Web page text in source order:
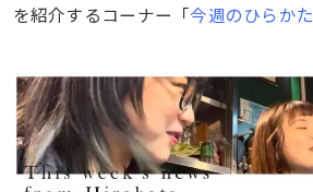
を紹介するコーナー「今週のひらかた